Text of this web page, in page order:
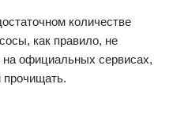
количестве
как правило, не
на официальных сервисах,
прочищать.